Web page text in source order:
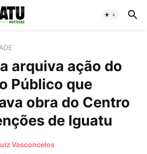
arquiva ação do
Público que
obra do Centro
de Iguatu
Vasconcelos